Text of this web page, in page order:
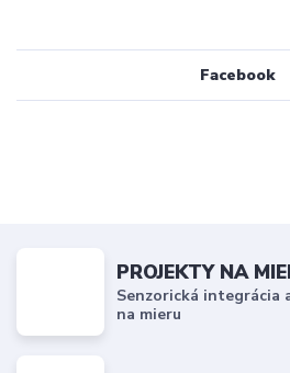
Facebook
PROJEKTY NA
Senzorická integrácia
na mieru